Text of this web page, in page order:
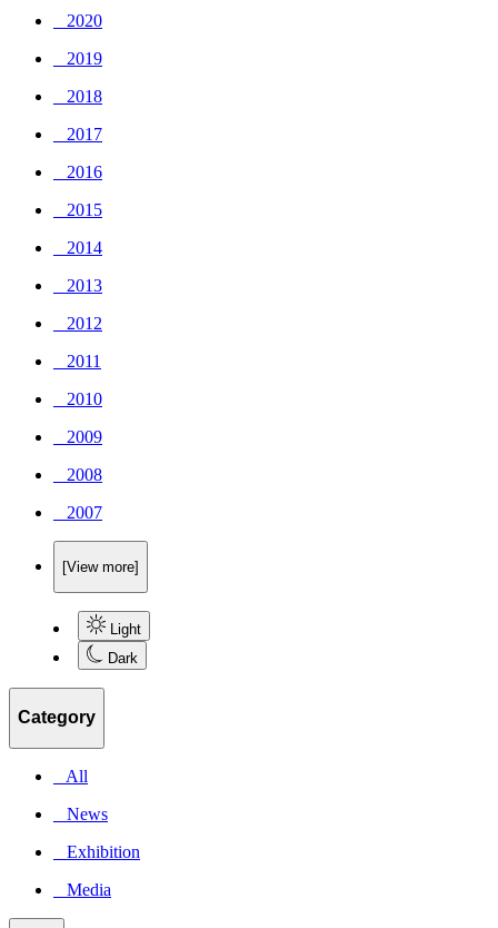
_ 2020
_ 2019
_ 2018
_ 2017
_ 2016
_ 2015
_ 2014
_ 2013
_ 2012
_ 2011
_ 2010
_ 2009
_ 2008
_ 2007
[View more]
Light
Dark
Category
_ All
_ News
_ Exhibition
_ Media